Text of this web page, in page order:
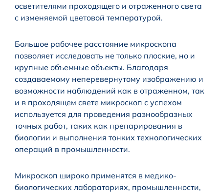
осветителями проходящего и отраженного света
с изменяемой цветовой температурой.
Большое рабочее расстояние микроскопа
позволяет исследовать не только плоские, но и
крупные объемные объекты. Благодаря
создаваемому неперевернутому изображению и
возможности наблюдений как в отраженном, так
и в проходящем свете микроскоп с успехом
используется для проведения разнообразных
точных работ, таких как препарирования в
биологии и выполнения тонких технологических
операций в промышленности.
Микроскоп широко применятся в медико-
биологических лабораториях, промышленности,